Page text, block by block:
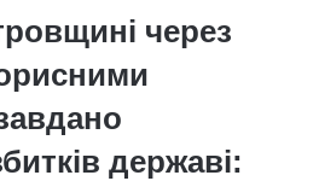
через
державі: